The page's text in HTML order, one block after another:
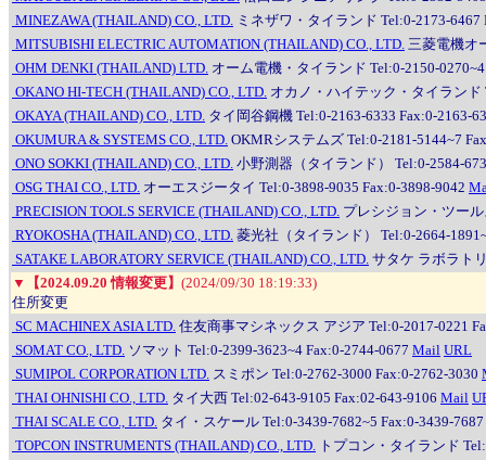
MINEZAWA (THAILAND) CO., LTD. ミネザワ・タイランド Tel:0-2173-6467
MITSUBISHI ELECTRIC AUTOMATION (THAILAND) CO., LTD. 三菱電機オ
OHM DENKI (THAILAND) LTD. オーム電機・タイランド Tel:0-2150-
OKANO HI-TECH (THAILAND) CO., LTD. オカノ・ハイテック・タイランド
OKAYA (THAILAND) CO., LTD. タイ岡谷鋼機 Tel:0-2163-6333 Fax:0-2163-
OKUMURA & SYSTEMS CO., LTD. OKMRシステムズ Tel:0-2181-5144~7
ONO SOKKI (THAILAND) CO., LTD. 小野測器（タイランド） Tel:0-2584-
OSG THAI CO., LTD. オーエスジータイ Tel:0-3898-9035 Fax:0-3898-9042
PRECISION TOOLS SERVICE (THAILAND) CO., LTD. プレシジョン・ツー
RYOKOSHA (THAILAND) CO., LTD. 菱光社（タイランド） Tel:0-2664-
SATAKE LABORATORY SERVICE (THAILAND) CO., LTD. サタケ ラボラト
▼
【2024.09.20 情報変更】 (2024/09/30 18:19:33)
住所変更
SC MACHINEX ASIA LTD. 住友商事マシネックス アジア Tel:0-2017-0221
SOMAT CO., LTD. ソマット Tel:0-2399-3623~4 Fax:0-2744-0677 Mail URL
SUMIPOL CORPORATION LTD. スミポン Tel:0-2762-3000 Fax:0-2762-3030
THAI OHNISHI CO., LTD. タイ大西 Tel:02-643-9105 Fax:02-643-9106 Mail
THAI SCALE CO., LTD. タイ・スケール Tel:0-3439-7682~5 Fax:0-3439-7687
TOPCON INSTRUMENTS (THAILAND) CO., LTD. トプコン・タイランド